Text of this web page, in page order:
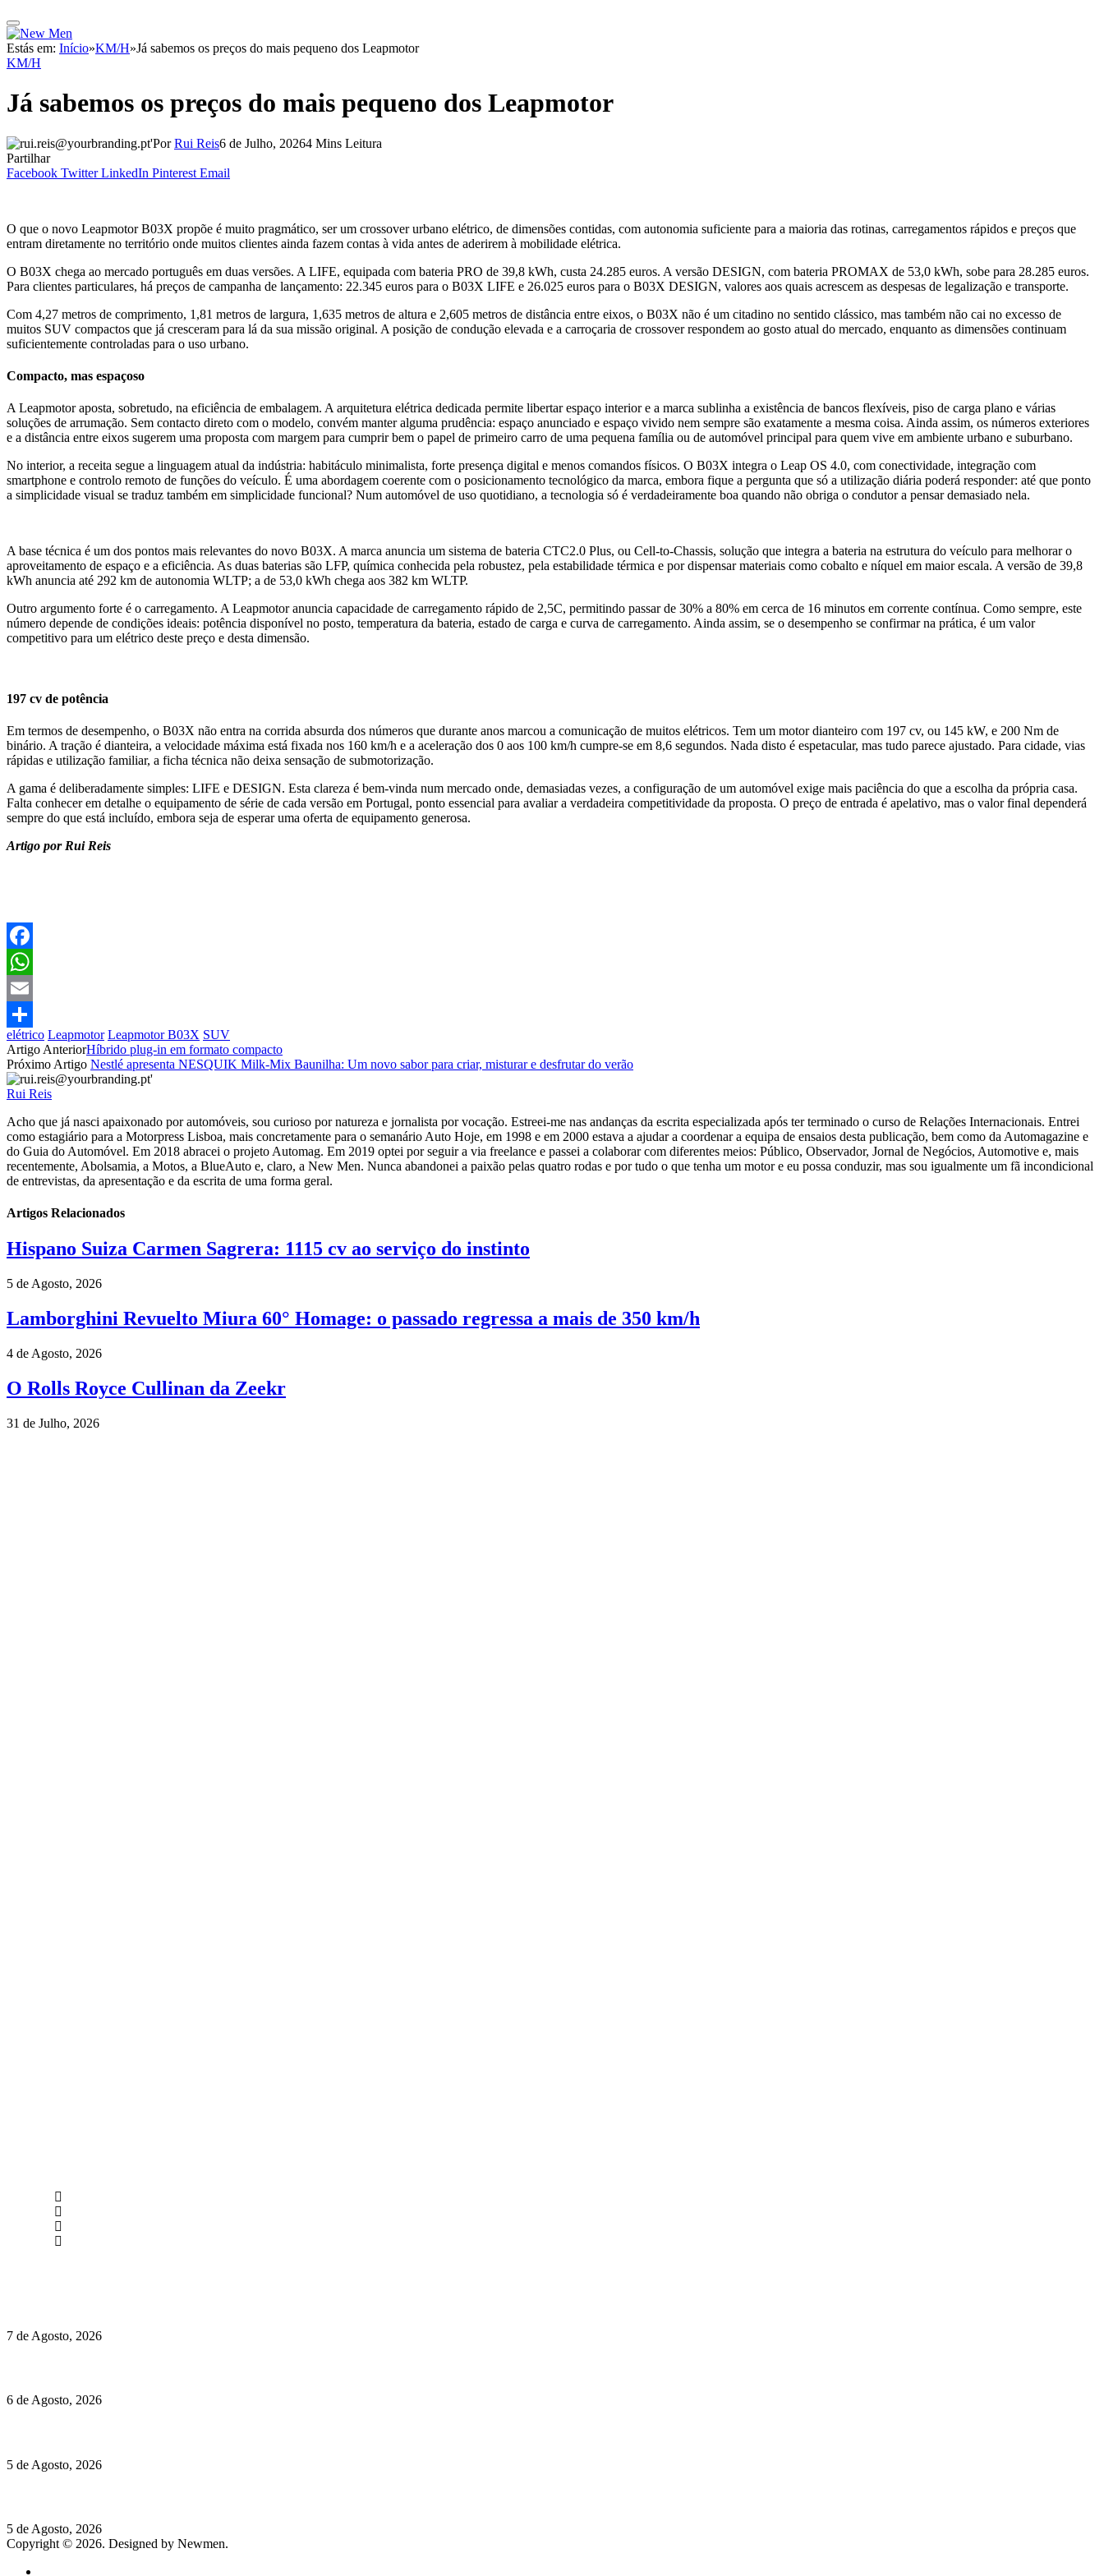
Estás em: Início»KM/H»Já sabemos os preços do mais pequeno dos Leapmotor
KM/H
Já sabemos os preços do mais pequeno dos Leapmotor
Por Rui Reis6 de Julho, 20264 Mins Leitura
Partilhar
Facebook Twitter LinkedIn Pinterest Email
O que o novo Leapmotor B03X propõe é muito pragmático, ser um crossover urbano elétrico, de dimensões contidas, com autonomia suficiente para a maioria das rotinas, carregamentos rápidos e preços que
entram diretamente no território onde muitos clientes ainda fazem contas à vida antes de aderirem à mobilidade elétrica.
O B03X chega ao mercado português em duas versões. A LIFE, equipada com bateria PRO de 39,8 kWh, custa 24.285 euros. A versão DESIGN, com bateria PROMAX de 53,0 kWh, sobe para 28.285 euros.
Para clientes particulares, há preços de campanha de lançamento: 22.345 euros para o B03X LIFE e 26.025 euros para o B03X DESIGN, valores aos quais acrescem as despesas de legalização e transporte.
Com 4,27 metros de comprimento, 1,81 metros de largura, 1,635 metros de altura e 2,605 metros de distância entre eixos, o B03X não é um citadino no sentido clássico, mas também não cai no excesso de
muitos SUV compactos que já cresceram para lá da sua missão original. A posição de condução elevada e a carroçaria de crossover respondem ao gosto atual do mercado, enquanto as dimensões continuam
suficientemente controladas para o uso urbano.
Compacto, mas espaçoso
A Leapmotor aposta, sobretudo, na eficiência de embalagem. A arquitetura elétrica dedicada permite libertar espaço interior e a marca sublinha a existência de bancos flexíveis, piso de carga plano e várias
soluções de arrumação. Sem contacto direto com o modelo, convém manter alguma prudência: espaço anunciado e espaço vivido nem sempre são exatamente a mesma coisa. Ainda assim, os números exteriores
e a distância entre eixos sugerem uma proposta com margem para cumprir bem o papel de primeiro carro de uma pequena família ou de automóvel principal para quem vive em ambiente urbano e suburbano.
No interior, a receita segue a linguagem atual da indústria: habitáculo minimalista, forte presença digital e menos comandos físicos. O B03X integra o Leap OS 4.0, com conectividade, integração com
smartphone e controlo remoto de funções do veículo. É uma abordagem coerente com o posicionamento tecnológico da marca, embora fique a pergunta que só a utilização diária poderá responder: até que ponto
a simplicidade visual se traduz também em simplicidade funcional? Num automóvel de uso quotidiano, a tecnologia só é verdadeiramente boa quando não obriga o condutor a pensar demasiado nela.
A base técnica é um dos pontos mais relevantes do novo B03X. A marca anuncia um sistema de bateria CTC2.0 Plus, ou Cell-to-Chassis, solução que integra a bateria na estrutura do veículo para melhorar o
aproveitamento de espaço e a eficiência. As duas baterias são LFP, química conhecida pela robustez, pela estabilidade térmica e por dispensar materiais como cobalto e níquel em maior escala. A versão de 39,8
kWh anuncia até 292 km de autonomia WLTP; a de 53,0 kWh chega aos 382 km WLTP.
Outro argumento forte é o carregamento. A Leapmotor anuncia capacidade de carregamento rápido de 2,5C, permitindo passar de 30% a 80% em cerca de 16 minutos em corrente contínua. Como sempre, este
número depende de condições ideais: potência disponível no posto, temperatura da bateria, estado de carga e curva de carregamento. Ainda assim, se o desempenho se confirmar na prática, é um valor
competitivo para um elétrico deste preço e desta dimensão.
197 cv de potência
Em termos de desempenho, o B03X não entra na corrida absurda dos números que durante anos marcou a comunicação de muitos elétricos. Tem um motor dianteiro com 197 cv, ou 145 kW, e 200 Nm de
binário. A tração é dianteira, a velocidade máxima está fixada nos 160 km/h e a aceleração dos 0 aos 100 km/h cumpre-se em 8,6 segundos. Nada disto é espetacular, mas tudo parece ajustado. Para cidade, vias
rápidas e utilização familiar, a ficha técnica não deixa sensação de submotorização.
A gama é deliberadamente simples: LIFE e DESIGN. Esta clareza é bem-vinda num mercado onde, demasiadas vezes, a configuração de um automóvel exige mais paciência do que a escolha da própria casa.
Falta conhecer em detalhe o equipamento de série de cada versão em Portugal, ponto essencial para avaliar a verdadeira competitividade da proposta. O preço de entrada é apelativo, mas o valor final dependerá
sempre do que está incluído, embora seja de esperar uma oferta de equipamento generosa.
Artigo por Rui Reis
Facebook
WhatsApp
Email
Partilhar
elétrico Leapmotor Leapmotor B03X SUV
Artigo AnteriorHíbrido plug-in em formato compacto
Próximo Artigo Nestlé apresenta NESQUIK Milk-Mix Baunilha: Um novo sabor para criar, misturar e desfrutar do verão
Rui Reis
Acho que já nasci apaixonado por automóveis, sou curioso por natureza e jornalista por vocação. Estreei-me nas andanças da escrita especializada após ter terminado o curso de Relações Internacionais. Entrei
como estagiário para a Motorpress Lisboa, mais concretamente para o semanário Auto Hoje, em 1998 e em 2000 estava a ajudar a coordenar a equipa de ensaios desta publicação, bem como da Automagazine e
do Guia do Automóvel. Em 2018 abracei o projeto Automag. Em 2019 optei por seguir a via freelance e passei a colaborar com diferentes meios: Público, Observador, Jornal de Negócios, Automotive e, mais
recentemente, Abolsamia, a Motos, a BlueAuto e, claro, a New Men. Nunca abandonei a paixão pelas quatro rodas e por tudo o que tenha um motor e eu possa conduzir, mas sou igualmente um fã incondicional
de entrevistas, da apresentação e da escrita de uma forma geral.
Artigos Relacionados
Hispano Suiza Carmen Sagrera: 1115 cv ao serviço do instinto
5 de Agosto, 2026
Lamborghini Revuelto Miura 60° Homage: o passado regressa a mais de 350 km/h
4 de Agosto, 2026
O Rolls Royce Cullinan da Zeekr
31 de Julho, 2026
7 de Agosto, 2026
6 de Agosto, 2026
5 de Agosto, 2026
5 de Agosto, 2026
Copyright © 2026. Designed by Newmen.